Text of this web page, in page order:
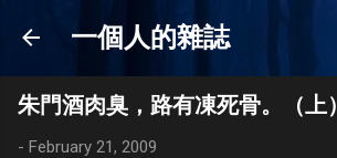
Skip to main content
一個人的雜誌
朱門酒肉臭，路有凍死骨。（上）
- February 21, 2009